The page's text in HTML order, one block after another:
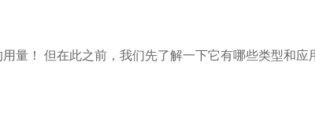
量！ 但在此之前，我们先了解一下它有哪些类型和